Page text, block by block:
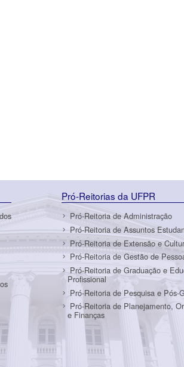
Pró-Reitorias da UFPR
Pró-Reitoria de Administração
Pró-Reitoria de Assuntos
Pró-Reitoria de Extensão e
Pró-Reitoria de Gestão de
Pró-Reitoria de Graduação e
Profissional
Pró-Reitoria de Pesquisa e Pós-
Pró-Reitoria de Planejamento,
e Finanças